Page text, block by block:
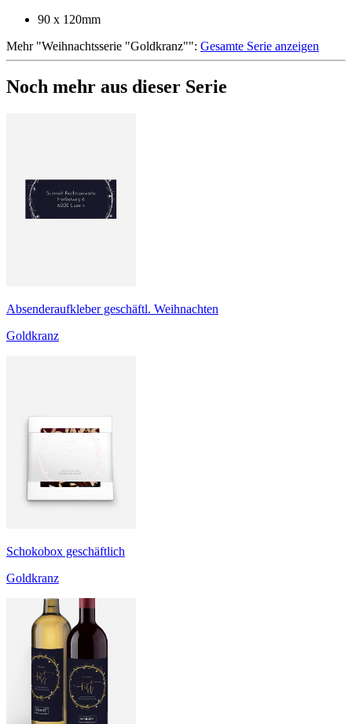
90 x 120mm
Mehr"Weihnachtsserie "Goldkranz"": Gesamte Serie anzeigen
Noch mehr aus dieser Serie
Absenderaufkleber geschäftl. Weihnachten
Goldkranz
Schokobox geschäftlich
Goldkranz